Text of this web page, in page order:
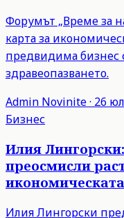
Форумът „Време за
карта за
предвидима бизнес
здравеопазването.
Admin Novinite· 26
Бизнес
Илия
преосмисли
Илия Лингорски